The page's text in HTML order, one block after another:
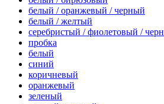
белый / оранжевый / черный
белый / желтый
серебристый / фиолетовый /
пробка
белый
синий
коричневый
оранжевый
зеленый